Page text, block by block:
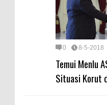
0 8-5-2018
Temui Menlu
Situasi Korut